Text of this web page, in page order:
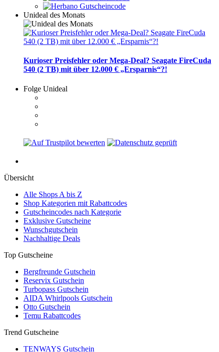
Unideal des Monats
Kurioser Preisfehler oder Mega-Deal? Seagate FireCuda
540 (2 TB) mit über 12.000 € „Ersparnis“?!
Folge Unideal
Übersicht
Alle Shops A bis Z
Shop Kategorien mit Rabattcodes
Gutscheincodes nach Kategorie
Exklusive Gutscheine
Wunschgutschein
Nachhaltige Deals
Top Gutscheine
Bergfreunde Gutschein
Reservix Gutschein
Turbopass Gutschein
AIDA Whirlpools Gutschein
Otto Gutschein
Temu Rabattcodes
Trend Gutscheine
TENWAYS Gutschein